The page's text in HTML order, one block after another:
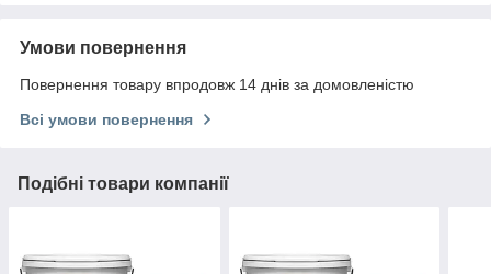
Умови повернення
Повернення товару впродовж 14 днів за домовленістю
Всі умови повернення
Подібні товари компанії